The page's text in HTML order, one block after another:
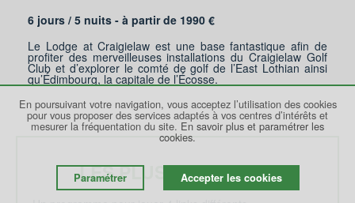
6 jours / 5 nuits - à partir de 1990 €
Le Lodge at Craigielaw est une base fantastique afin de
profiter des merveilleuses installations du Craigielaw Golf
Club et d’explorer le comté de golf de l’East Lothian ainsi
qu’Édimbourg, la capitale de l’Écosse.
LES PLUS DU VOYAGE
En poursuivant votre navigation, vous acceptez l’utilisation des cookies
pour vous proposer des services adaptés à vos centres d’intérêts et
mesurer la fréquentation du site. En savoir plus et paramétrer les
cookies.
Paramétrer Accepter les cookies